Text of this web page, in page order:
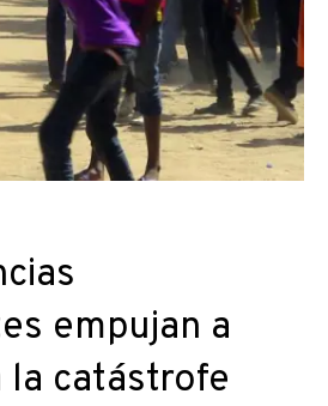
empujan a
la catástrofe